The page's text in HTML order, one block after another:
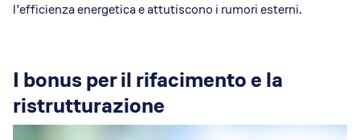
l’efficienza energetica e attutiscono i rumori esterni.
I bonus per il rifacimento e la
ristrutturazione